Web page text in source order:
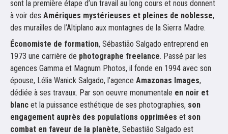
sont la première étape d’un travail au long cours et nous donnent
à voir des Amériques mystérieuses et pleines de noblesse,
des murailles de l’Altiplano aux montagnes de la Sierra Madre.
Économiste de formation, Sébastião Salgado entreprend en
1973 une carrière de photographe freelance. Passé par les
agences Gamma et Magnum Photos, il fonde en 1994 avec son
épouse, Lélia Wanick Salgado, l’agence Amazonas Images,
dédiée à ses travaux. Par son oeuvre monumentale en noir et
blanc et la puissance esthétique de ses photographies, son
engagement auprès des populations opprimées et son
combat en faveur de la planète, Sebastião Salgado est